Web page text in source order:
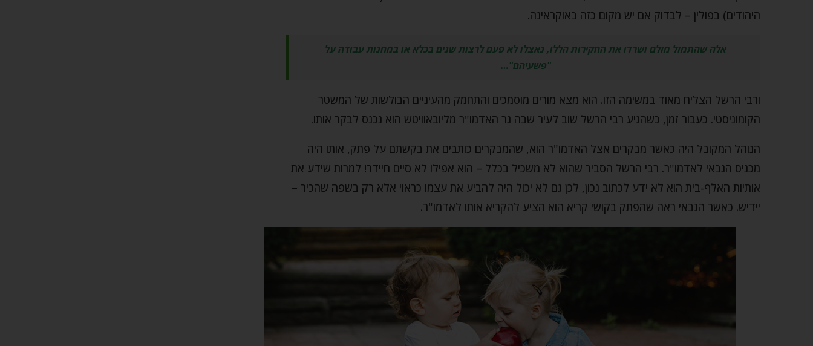
היהודים) בפולין – לבדוק אם יש מקום כזה באוקראינה.
אלה שהתמזל מזלם ושרדו את החקירות הללו, נאצלו לא פעם לרצות שנים בכלא או במחנות עבודה על
"פשעיהם"…
ורבי הרשל הצליח מאוד במשימה הזו. הוא מצא מורים מוסמכים והתחמק מהעיניים הבולשות של המשטר
הקומוניסטי. כעבור זמן, כשהגיע רבי הרשל שוב לעיר שבה גר האדמו"ר מליובאוויטש הוא נכנס לבקר אותו.
הנוהל המקובל היה כאשר מבקרים אצל האדמו"ר הוא, שהמבקרים כותבים את בקשתם על פתק, אותו היה
מכניס הגבאי לאדמו"ר. רבי הרשל הסביר שהוא לא משכיל בכלל – הוא אפילו לא סיים חיידר! למרות שידע את
אותיות האלף-בית הוא לא ידע לכתוב נכון, לכן גם לא יכול היה להביע את עצמו כראוי אלא רק בשפה שהכיר –
יידיש. כאשר הגבאי ראה שהפתק בקושי קריא הוא הציע להקריא אותו לאדמו"ר.